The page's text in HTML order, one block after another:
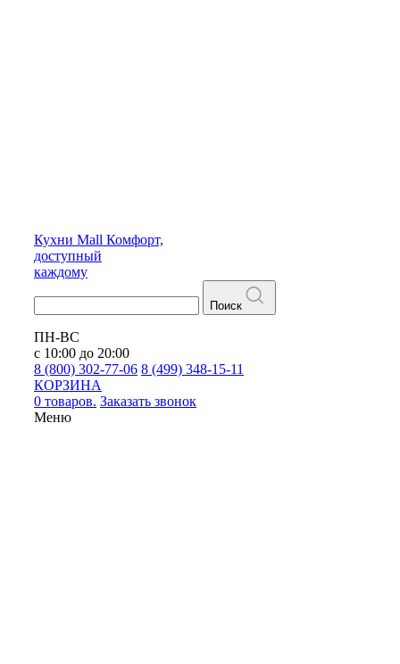
Кухни Mall Комфорт,
доступный
каждому
Поиск
ПН-ВС
с 10:00 до 20:00
8 (800) 302-77-06 8 (499) 348-15-11
КОРЗИНА
0 товаров. Заказать звонок
Меню